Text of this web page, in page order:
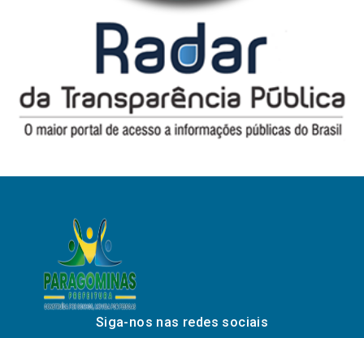
Siga-nos nas redes sociais